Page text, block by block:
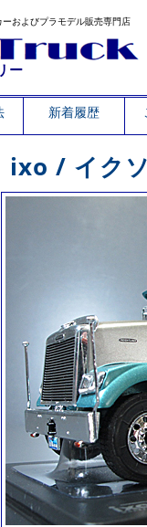
およびプラモデル販売専門店
ー
新着履歴
ixo / イク